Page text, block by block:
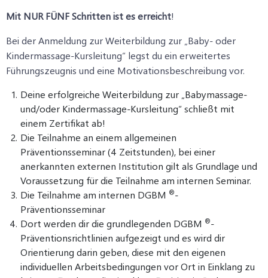
Mit NUR FÜNF Schritten ist es erreicht!
Bei der Anmeldung zur Weiterbildung zur „Baby- oder
Kindermassage-Kursleitung“ legst du ein erweitertes
Führungszeugnis und eine Motivationsbeschreibung vor.
Deine erfolgreiche Weiterbildung zur „Babymassage-
und/oder Kindermassage-Kursleitung“ schließt mit
einem Zertifikat ab!
Die Teilnahme an einem allgemeinen
Präventionsseminar (4 Zeitstunden), bei einer
anerkannten externen Institution gilt als Grundlage und
Voraussetzung für die Teilnahme am internen Seminar.
Die Teilnahme am internen DGBM ®-
Präventionsseminar
Dort werden dir die grundlegenden DGBM ®-
Präventionsrichtlinien aufgezeigt und es wird dir
Orientierung darin geben, diese mit den eigenen
individuellen Arbeitsbedingungen vor Ort in Einklang zu